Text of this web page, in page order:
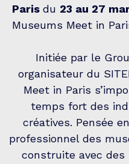
Paris du 23 au 27
Museums Meet in
Initiée par le
organisateur du
Meet in Paris
temps fort des
créatives. Pensée
professionnel des
construite avec des